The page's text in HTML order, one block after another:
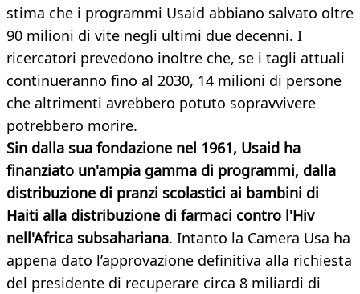
stima che i programmi Usaid abbiano salvato oltre
90 milioni di vite negli ultimi due decenni. I
ricercatori prevedono inoltre che, se i tagli attuali
continueranno fino al 2030, 14 milioni di persone
che altrimenti avrebbero potuto sopravvivere
potrebbero morire.
Sin dalla sua fondazione nel 1961, Usaid ha
finanziato un'ampia gamma di programmi, dalla
distribuzione di pranzi scolastici ai bambini di
Haiti alla distribuzione di farmaci contro l'Hiv
nell'Africa subsahariana. Intanto la Camera Usa ha
appena dato l’approvazione definitiva alla richiesta
del presidente di recuperare circa 8 miliardi di